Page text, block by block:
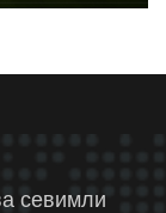
севимли